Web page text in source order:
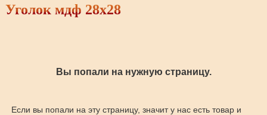
Уголок мдф 28х28
Вы попали на нужную страницу.
Если вы попали на эту страницу, значит у нас есть товар и